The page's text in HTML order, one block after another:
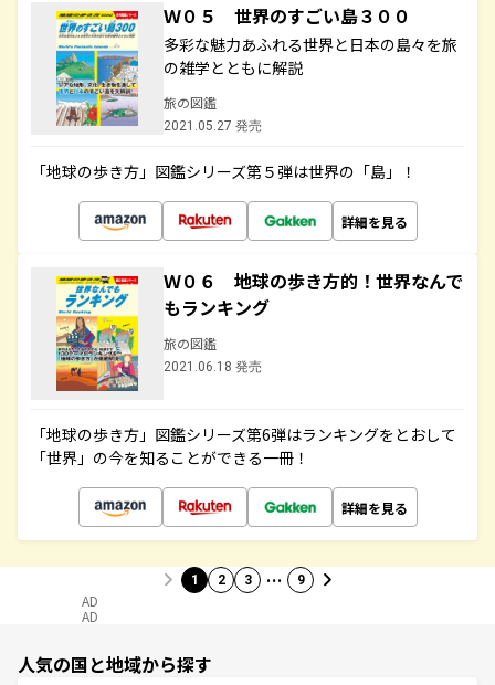
Ｗ０５ 世界のすごい島３００
多彩な魅力あふれる世界と日本の島々を旅
の雑学とともに解説
旅の図鑑
2021.05.27 発売
「地球の歩き方」図鑑シリーズ第５弾は世界の「島」！
詳細を見る
Ｗ０６ 地球の歩き方的！世界なんで
もランキング
旅の図鑑
2021.06.18 発売
「地球の歩き方」図鑑シリーズ第6弾はランキングをとおして
「世界」の今を知ることができる一冊！
詳細を見る
1 2 3 … 9
AD
AD
人気の国と地域から探す